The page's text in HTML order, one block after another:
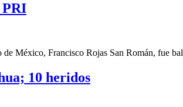
PRI
México, Francisco Rojas San Román, fue
10 heridos